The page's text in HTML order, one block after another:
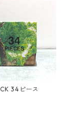
34ピース